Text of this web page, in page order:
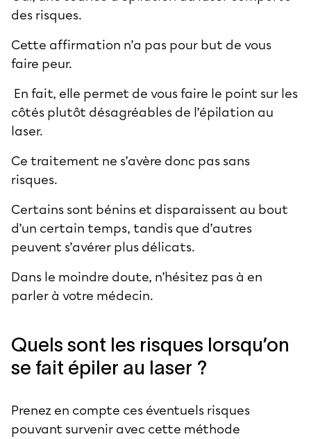
des risques.
Cette affirmation n’a pas pour but de vous
faire peur.
En fait, elle permet de vous faire le point sur les
côtés plutôt désagréables de l’épilation au
laser.
Ce traitement ne s’avère donc pas sans
risques.
Certains sont bénins et disparaissent au bout
d’un certain temps, tandis que d’autres
peuvent s’avérer plus délicats.
Dans le moindre doute, n’hésitez pas à en
parler à votre médecin.
Quels sont les risques lorsqu’on
se fait épiler au laser ?
Prenez en compte ces éventuels risques
pouvant survenir avec cette méthode